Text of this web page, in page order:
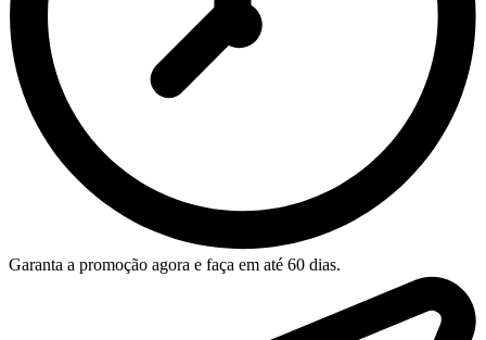
Garanta a promoção agora e faça em até 60 dias.